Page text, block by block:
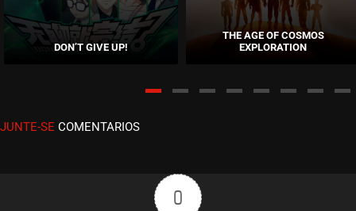
EPISÓDIO 33
setembro 16, 2020
EPISÓDIO 31
setembro 06, 2020
DON’T GIVE UP!
THE AGE OF COSMOS
EXPLORATION
JUNTE-SE COMENTARIOS
0